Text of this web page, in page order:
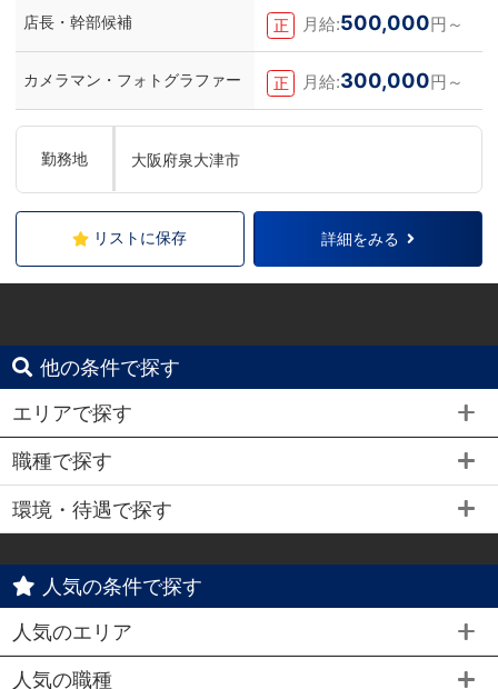
店長・幹部候補 正 月給:500,000円～
カメラマン・フォトグラファー 正 月給:300,000円～
勤務地 大阪府泉大津市
リストに保存 詳細をみる
他の条件で探す
エリアで探す
職種で探す
環境・待遇で探す
人気の条件で探す
人気のエリア
人気の職種